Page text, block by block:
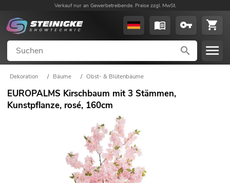
Verkauf nur an Gewerbetreibende. Preise zzgl. MwSt.
Dekoration / Bäume / Obst- & Blütenbäume
EUROPALMS Kirschbaum mit 3 Stämmen,
Kunstpflanze, rosé, 160cm